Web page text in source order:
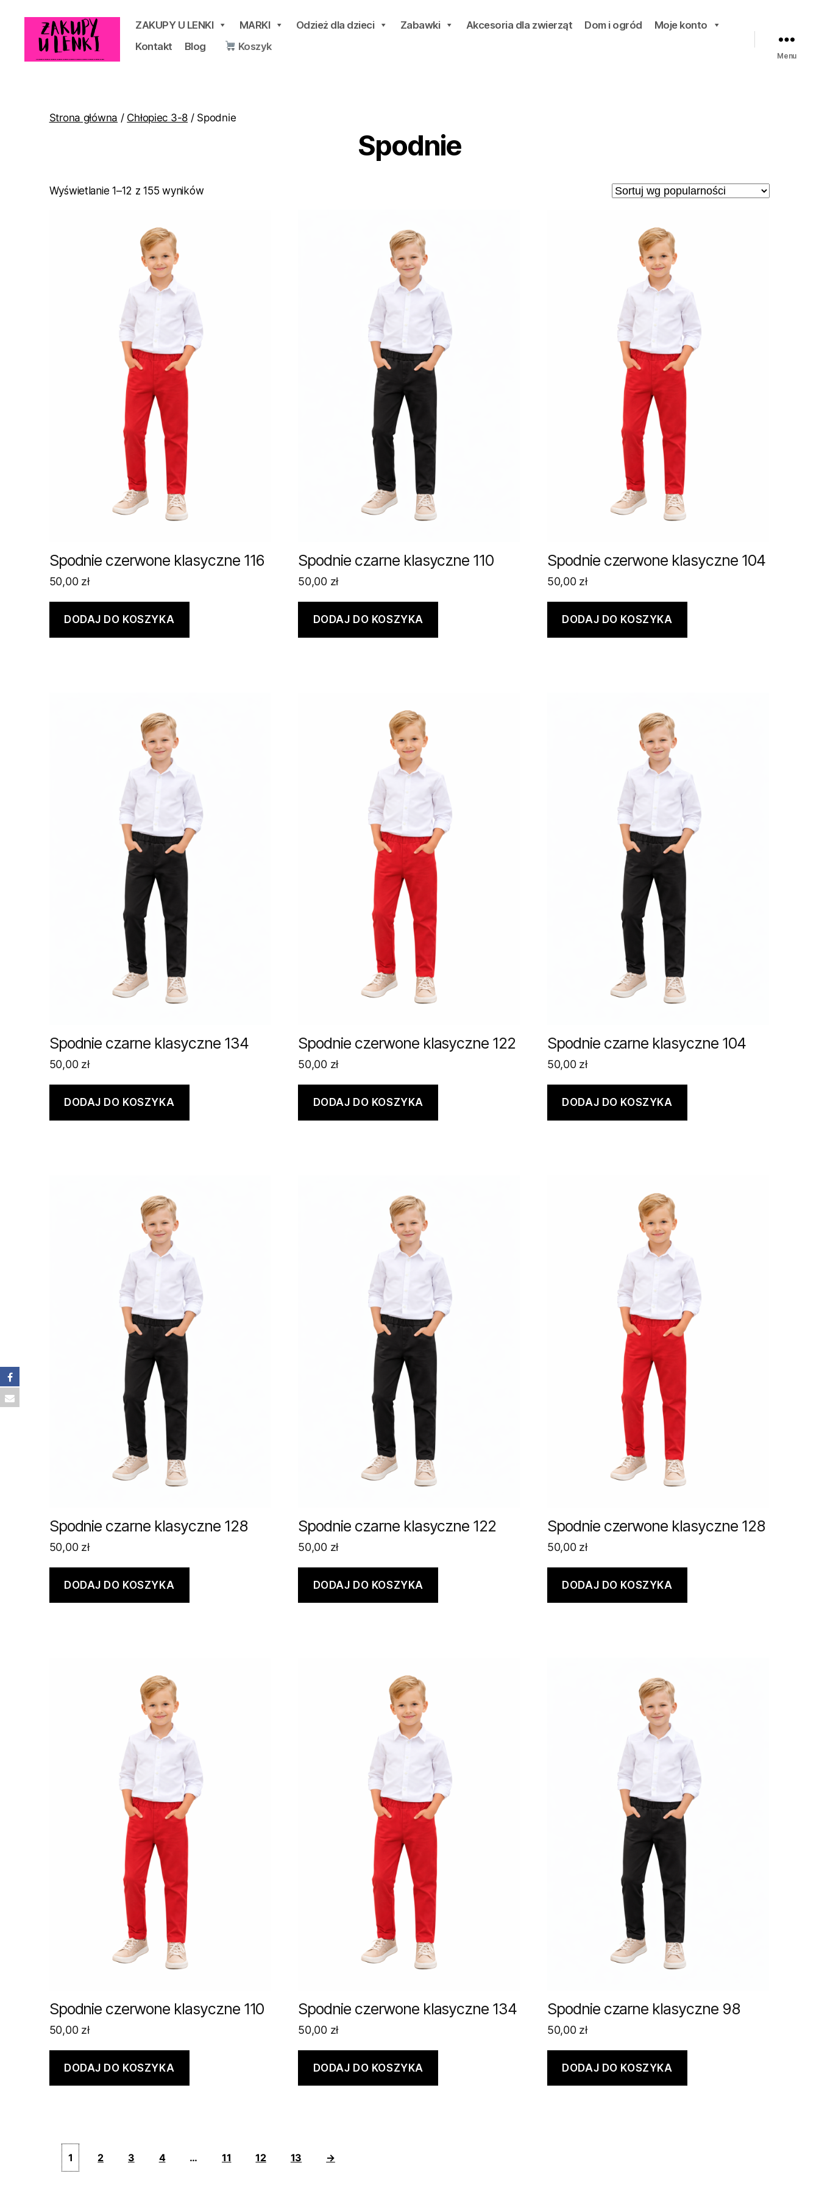
ZAKUPY U LENKI MARKI Odzież dla dzieci Zabawki Akcesoria dla zwierząt Dom i ogród
Moje konto
Kontakt
Blog Koszyk
Menu
Strona główna / Chłopiec 3-8 / Spodnie
Spodnie
Wyświetlanie 1–12 z 155 wynikówPosortowane
Spodnie czerwone klasyczne 116
50,00 zł
DODAJ DO KOSZYKA
Spodnie czarne klasyczne 110
50,00 zł
DODAJ DO KOSZYKA
Spodnie czerwone klasyczne 104
50,00 zł
DODAJ DO KOSZYKA
Spodnie czarne klasyczne 134
50,00 zł
DODAJ DO KOSZYKA
Spodnie czerwone klasyczne 122
50,00 zł
DODAJ DO KOSZYKA
Spodnie czarne klasyczne 104
50,00 zł
DODAJ DO KOSZYKA
Spodnie czarne klasyczne 128
50,00 zł
DODAJ DO KOSZYKA
Spodnie czarne klasyczne 122
50,00 zł
DODAJ DO KOSZYKA
Spodnie czerwone klasyczne 128
50,00 zł
DODAJ DO KOSZYKA
Spodnie czerwone klasyczne 110
50,00 zł
DODAJ DO KOSZYKA
Spodnie czerwone klasyczne 134
50,00 zł
DODAJ DO KOSZYKA
Spodnie czarne klasyczne 98
50,00 zł
DODAJ DO KOSZYKA
1 2 3 4 … 11 12 13 →